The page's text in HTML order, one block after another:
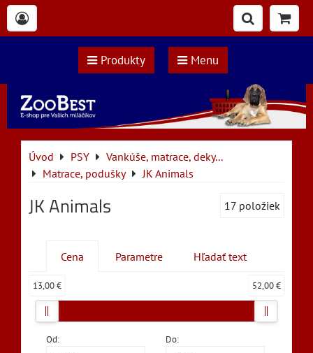
Produkty Menu
Úvod PSY
Vankúše, matrace, deky...
Matrace, podušky
JK Animals
JK Animals 17 položiek
Cena Parametre Hľadať text
Od: Do:
13,00 € 52,00 €